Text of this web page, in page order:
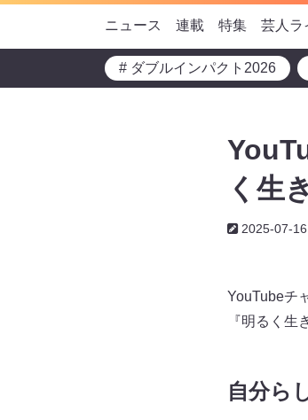
ニュース 連載 特集 芸人ラ
# ダブルインパクト2026
く生
2025-07-16
YouTubeチ
『明るく生
自分ら